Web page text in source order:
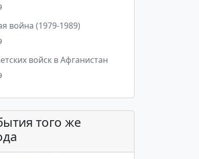
война (1979-1989)
войск в Афганистан
того же